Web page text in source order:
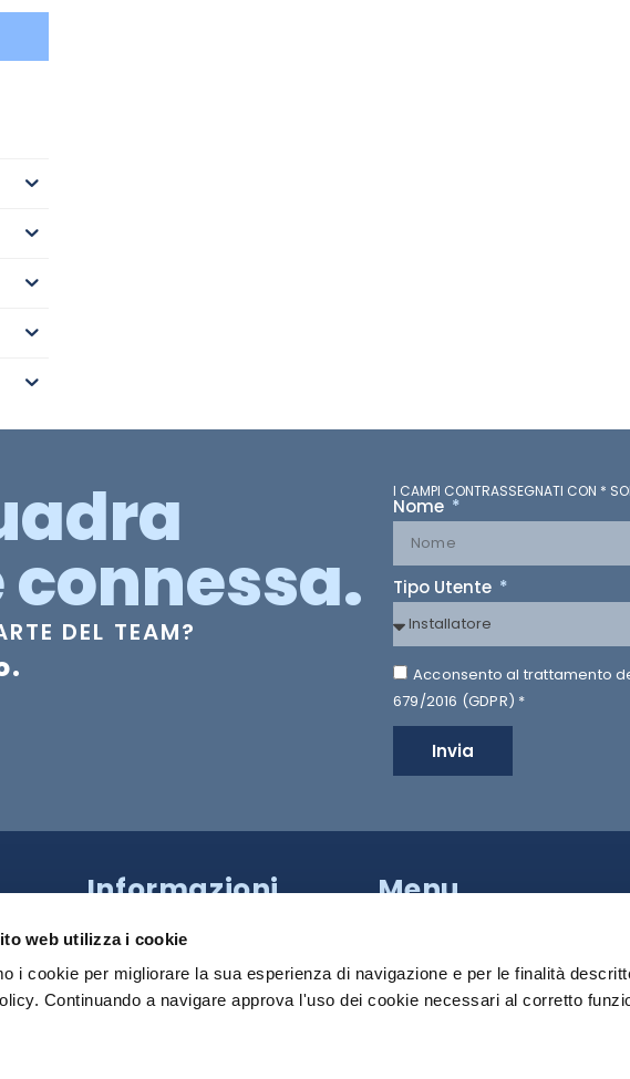
web utilizza i cookie
i cookie per migliorare la sua esperienza di navigazione e per le finalità
Continuando a navigare approva l'uso dei cookie necessari al corretto
DEL TEAM?
I CAMPI CONTRASSEGNATI CON *
Nome
Tipo Utente
Acconsento al trattamento
679/2016 (GDPR) *
Invia
Informazioni
218 Napoli (NA)
081 18539000
Sede Roma:+39 340 790 2931
Menu
SISTEMI
PRODOTTI